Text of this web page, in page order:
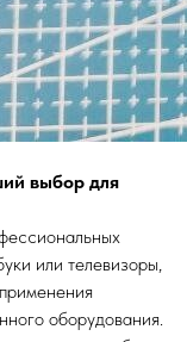
выбор для
или телевизоры,
оборудования.